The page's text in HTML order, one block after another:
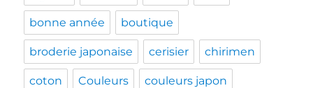
bonne année boutique
broderie japonaise cerisier chirimen
coton Couleurs couleurs japon